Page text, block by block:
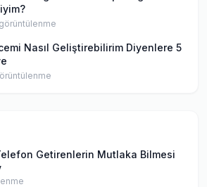
görüntülenme
Nasıl Geliştirebilirim Diyenlere 5
Getirenlerin Mutlaka Bilmesi